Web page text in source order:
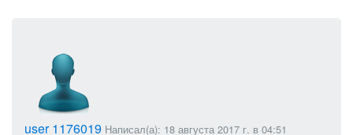
user 1176019 Написал(а): 18 августа 2017 г. в 04:51